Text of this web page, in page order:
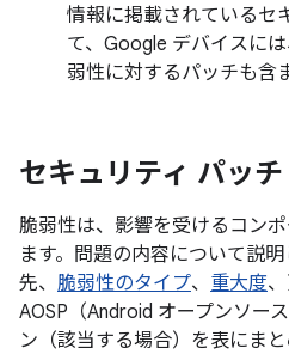
情報に掲載されているセ
て、Google デバイスに
弱性に対するパッチも含
セキュリティ パッチ
脆弱性は、影響を受けるコン
ます。問題の内容について説
先、 脆弱性のタイプ、 重大度
AOSP（Android オープンソー
ン（該当する場合）を表にま